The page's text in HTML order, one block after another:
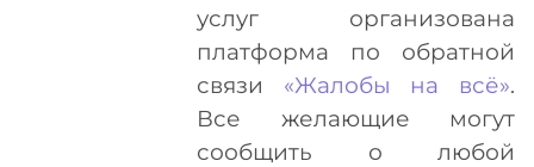
услуг организована
платформа по обратной
связи «Жалобы на всё».
Все желающие могут
сообщить о любой